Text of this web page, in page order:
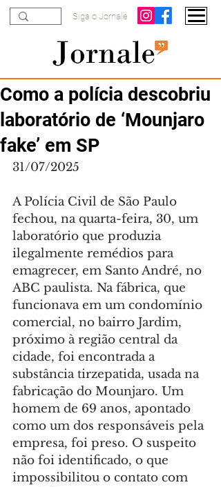
Siga o Jornale
Como a polícia descobriu
laboratório de ‘Mounjaro
fake’ em SP
31/07/2025
A Polícia Civil de São Paulo
fechou, na quarta-feira, 30, um
laboratório que produzia
ilegalmente remédios para
emagrecer, em Santo André, no
ABC paulista. Na fábrica, que
funcionava em um condomínio
comercial, no bairro Jardim,
próximo à região central da
cidade, foi encontrada a
substância tirzepatida, usada na
fabricação do Mounjaro. Um
homem de 69 anos, apontado
como um dos responsáveis pela
empresa, foi preso. O suspeito
não foi identificado, o que
impossibilitou o contato com